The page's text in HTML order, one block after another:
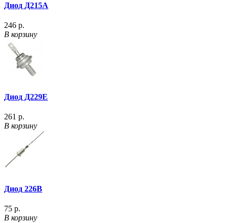
Диод Д215А
246 р.
В корзину
Диод Д229Е
261 р.
В корзину
Диод 226В
75 р.
В корзину